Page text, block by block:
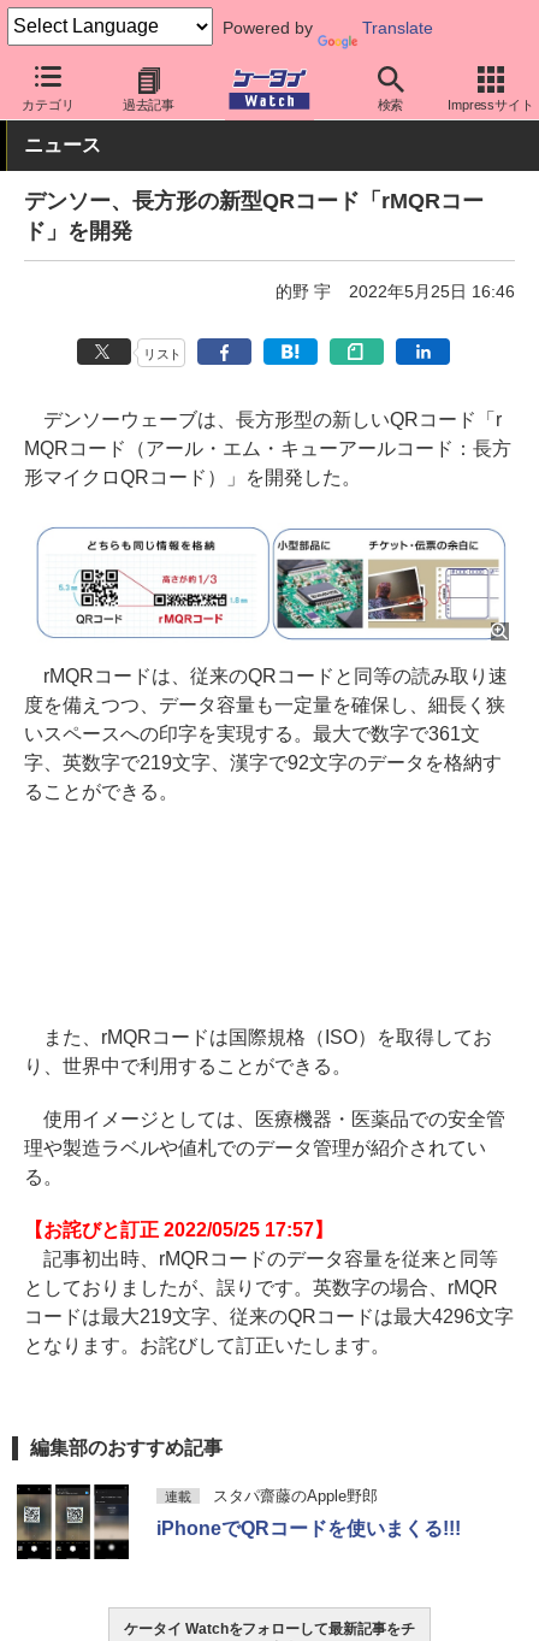
Powered by Translate
カテゴリ 過去記事 検索 Impressサイト
ケータイ Watch 業界動向 技術
ニュース
デンソー、長方形の新型QRコード「rMQRコー
ド」を開発
的野 宇 2022年5月25日 16:46
リスト
デンソーウェーブは、長方形型の新しいQRコード「r
MQRコード（アール・エム・キューアールコード：長方
形マイクロQRコード）」を開発した。
rMQRコードは、従来のQRコードと同等の読み取り速
度を備えつつ、データ容量も一定量を確保し、細長く狭
いスペースへの印字を実現する。最大で数字で361文
字、英数字で219文字、漢字で92文字のデータを格納す
ることができる。
また、rMQRコードは国際規格（ISO）を取得してお
り、世界中で利用することができる。
使用イメージとしては、医療機器・医薬品での安全管
理や製造ラベルや値札でのデータ管理が紹介されてい
る。
【お詫びと訂正 2022/05/25 17:57】
記事初出時、rMQRコードのデータ容量を従来と同等
としておりましたが、誤りです。英数字の場合、rMQR
コードは最大219文字、従来のQRコードは最大4296文字
となります。お詫びして訂正いたします。
編集部のおすすめ記事
連載 スタパ齋藤のApple野郎
iPhoneでQRコードを使いまくる!!!
ケータイ Watchをフォローして最新記事をチ